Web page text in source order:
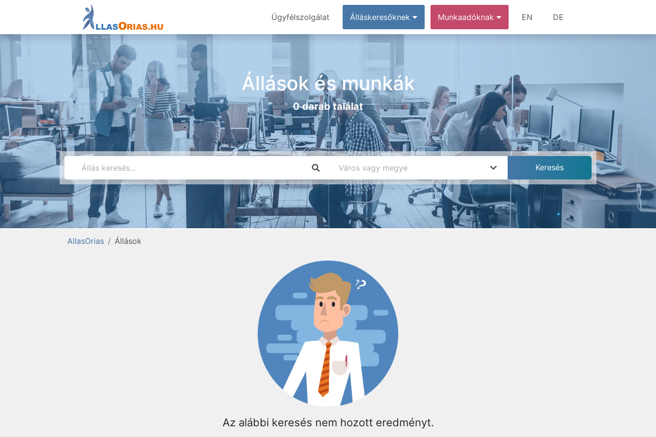
Ügyfélszolgálat Álláskeresőknek Munkaadóknak EN DE
Állások és munkák
0 darab találat
AllasOrias Állások
Az alábbi keresés nem hozott eredményt.